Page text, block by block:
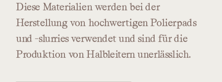
Diese Materialien werden bei der
Herstellungvon hochwertigen Polierpads
und -slurriesverwendetund sind fürdie
Produktion von Halbleitern unerlässlich.